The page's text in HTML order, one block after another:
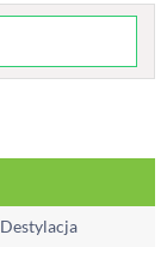
Destylacja